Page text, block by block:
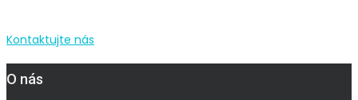
Kontaktujte nás
O nás